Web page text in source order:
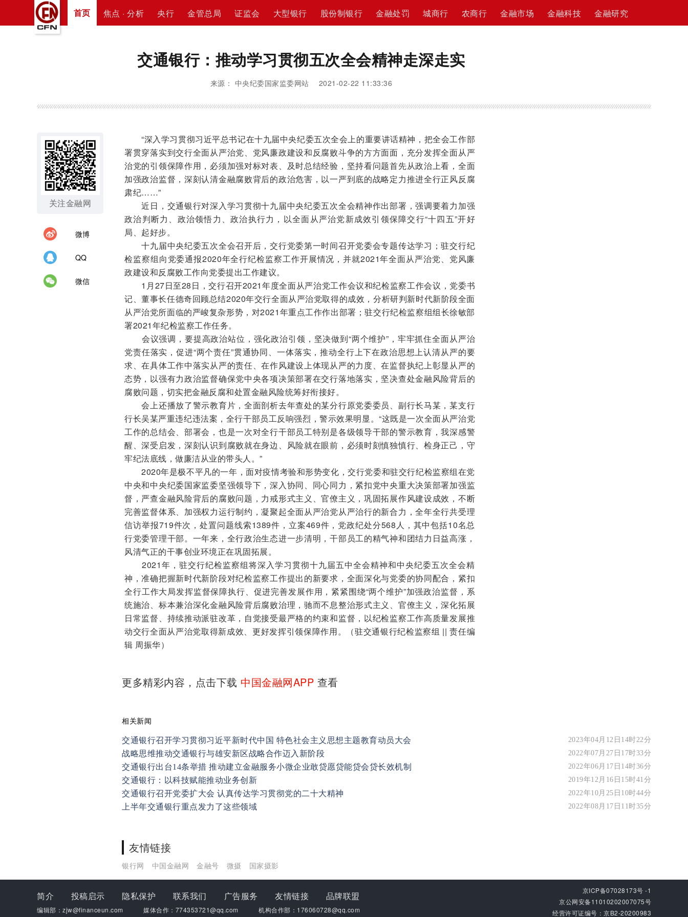
首页 焦点 · 分析 央行 金管总局 证监会 大型银行 股份制银行 金融处罚 城商行 农商行 金融市场 金融科技 金融研究
交通银行：推动学习贯彻五次全会精神走深走实
来源： 中央纪委国家监委网站 2021-02-22 11:33:36
关注金融网
微博
QQ
微信
“深入学习贯彻习近平总书记在十九届中央纪委五次全会上的重要讲话精神，把全会工作部
署贯穿落实到交行全面从严治党、党风廉政建设和反腐败斗争的方方面面，充分发挥全面从严
治党的引领保障作用，必须加强对标对表、及时总结经验，坚持看问题首先从政治上看，全面
加强政治监督，深刻认清金融腐败背后的政治危害，以一严到底的战略定力推进全行正风反腐
肃纪……”
近日，交通银行对深入学习贯彻十九届中央纪委五次全会精神作出部署，强调要着力加强
政治判断力、政治领悟力、政治执行力，以全面从严治党新成效引领保障交行“十四五”开好
局、起好步。
十九届中央纪委五次全会召开后，交行党委第一时间召开党委会专题传达学习；驻交行纪
检监察组向党委通报2020年全行纪检监察工作开展情况，并就2021年全面从严治党、党风廉
政建设和反腐败工作向党委提出工作建议。
1月27日至28日，交行召开2021年度全面从严治党工作会议和纪检监察工作会议，党委书
记、董事长任德奇回顾总结2020年交行全面从严治党取得的成效，分析研判新时代新阶段全面
从严治党所面临的严峻复杂形势，对2021年重点工作作出部署；驻交行纪检监察组组长徐敏部
署2021年纪检监察工作任务。
会议强调，要提高政治站位，强化政治引领，坚决做到“两个维护”，牢牢抓住全面从严治
党责任落实，促进“两个责任”贯通协同、一体落实，推动全行上下在政治思想上认清从严的要
求、在具体工作中落实从严的责任、在作风建设上体现从严的力度、在监督执纪上彰显从严的
态势，以强有力政治监督确保党中央各项决策部署在交行落地落实，坚决查处金融风险背后的
腐败问题，切实把金融反腐和处置金融风险统筹好衔接好。
会上还播放了警示教育片，全面剖析去年查处的某分行原党委委员、副行长马某，某支行
行长吴某严重违纪违法案，全行干部员工反响强烈，警示效果明显。“这既是一次全面从严治党
工作的总结会、部署会，也是一次对全行干部员工特别是各级领导干部的警示教育，我深感警
醒、深受启发，深刻认识到腐败就在身边、风险就在眼前，必须时刻慎独慎行、检身正己，守
牢纪法底线，做廉洁从业的带头人。”
2020年是极不平凡的一年，面对疫情考验和形势变化，交行党委和驻交行纪检监察组在党
中央和中央纪委国家监委坚强领导下，深入协同、同心同力，紧扣党中央重大决策部署加强监
督，严查金融风险背后的腐败问题，力戒形式主义、官僚主义，巩固拓展作风建设成效，不断
完善监督体系、加强权力运行制约，凝聚起全面从严治党从严治行的新合力，全年全行共受理
信访举报719件次，处置问题线索1389件，立案469件，党政纪处分568人，其中包括10名总
行党委管理干部。一年来，全行政治生态进一步清明，干部员工的精气神和团结力日益高涨，
风清气正的干事创业环境正在巩固拓展。
2021年，驻交行纪检监察组将深入学习贯彻十九届五中全会精神和中央纪委五次全会精
神，准确把握新时代新阶段对纪检监察工作提出的新要求，全面深化与党委的协同配合，紧扣
全行工作大局发挥监督保障执行、促进完善发展作用，紧紧围绕“两个维护”加强政治监督，系
统施治、标本兼治深化金融风险背后腐败治理，驰而不息整治形式主义、官僚主义，深化拓展
日常监督、持续推动派驻改革，自觉接受最严格的约束和监督，以纪检监察工作高质量发展推
动交行全面从严治党取得新成效、更好发挥引领保障作用。（驻交通银行纪检监察组 || 责任编
辑 周振华）
更多精彩内容，点击下载 中国金融网APP 查看
相关新闻
交通银行召开学习贯彻习近平新时代中国 特色社会主义思想主题教育动员大会 2023年04月12日14时22分
战略思维推动交通银行与雄安新区战略合作迈入新阶段 2022年07月27日17时33分
交通银行出台14条举措 推动建立金融服务小微企业敢贷愿贷能贷会贷长效机制 2022年06月17日14时36分
交通银行：以科技赋能推动业务创新 2019年12月16日15时41分
交通银行召开党委扩大会 认真传达学习贯彻党的二十大精神 2022年10月25日10时44分
上半年交通银行重点发力了这些领域 2022年08月17日11时35分
友情链接
银行网 中国金融网 金融号 微摄 国家摄影
简介 投稿启示 隐私保护 联系我们 广告服务 友情链接 品牌联盟
编辑部：zjw@financeun.com 媒体合作：774353721@qq.com 机构合作部：176060728@qq.com
京ICP备07028173号 -1
京公网安备11010202007075号
经营许可证编号：京B2-20200983